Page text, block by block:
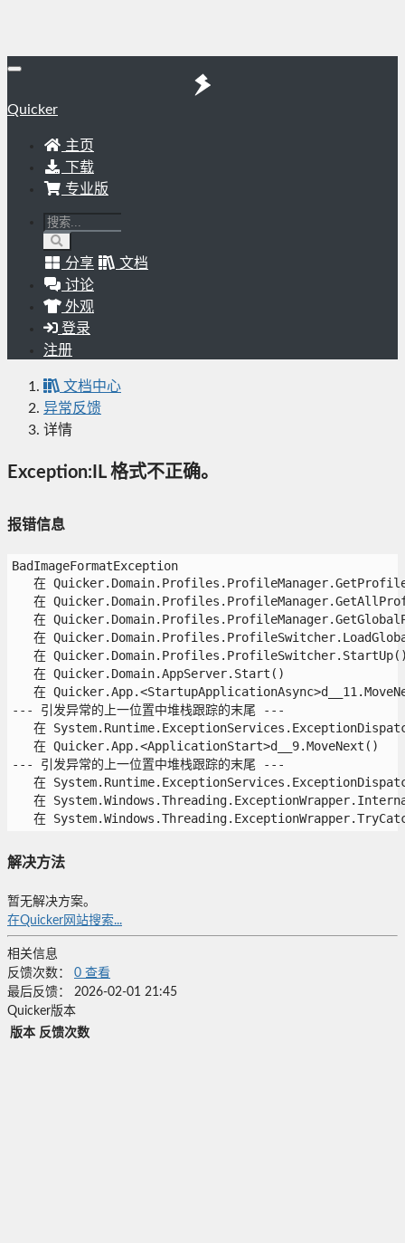
Quicker
主页
下载
专业版
分享
文档
讨论
外观
登录
注册
文档中心
异常反馈
详情
Exception:IL 格式不正确。
报错信息
BadImageFormatException
在
在
在
在
在
   在 Quicker.Domain.AppServer.Start()
在
--- 引发异常的上一位置中堆栈跟踪的末尾 ---
在
   在 Quicker.App.<ApplicationStart>d__9.MoveNext()
--- 引发异常的上一位置中堆栈跟踪的末尾 ---
在
在
在
解决方法
暂无解决方案。
在Quicker网站搜索...
相关信息
反馈次数：
0 查看
最后反馈：
2026-02-01 21:45
Quicker版本
版本 反馈次数